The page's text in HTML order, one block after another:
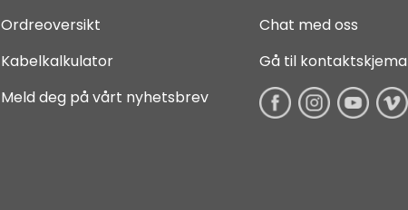
Ordreoversikt
Kabelkalkulator
Meld deg på vårt nyhetsbrev
Chat med oss
Gå til kontaktskjema